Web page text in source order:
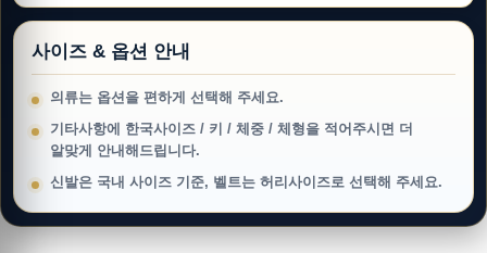
사이즈 & 옵션 안내
의류는 옵션을 편하게 선택해 주세요.
기타사항에 한국사이즈 / 키 / 체중 / 체형을 적어주시면 더
알맞게 안내해드립니다.
신발은 국내 사이즈 기준, 벨트는 허리사이즈로 선택해 주세요.